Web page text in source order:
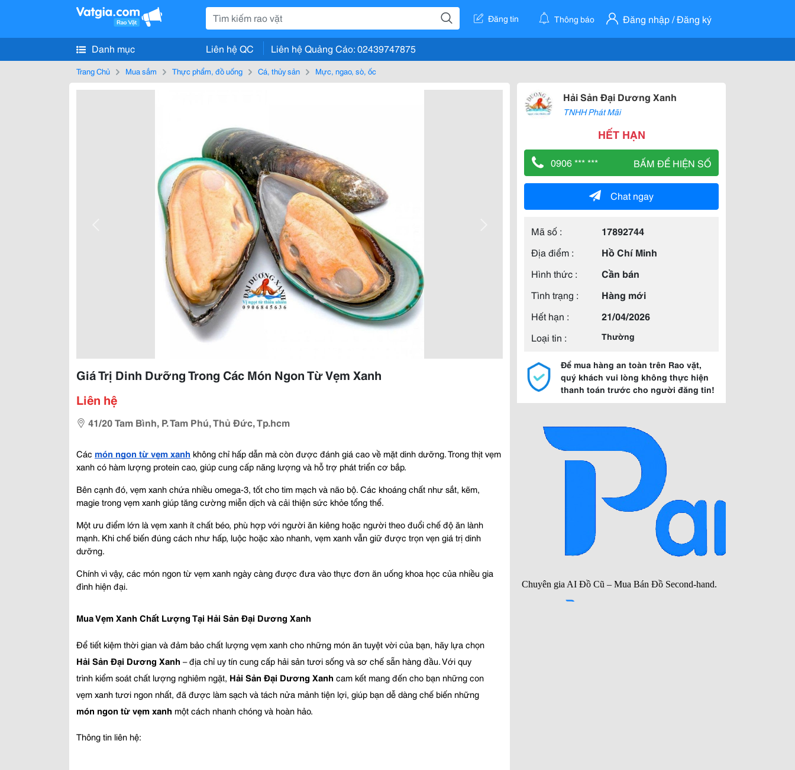
Đăng tin Thông báo Đăng nhập / Đăng ký
Danh mục Liên hệ QC Liên hệ Quảng Cáo: 02439747875
Trang Chủ Mua sắm Thực phẩm, đồ uống Cá, thủy sản Mực, ngao, sò, ốc
Giá Trị Dinh Dưỡng Trong Các Món Ngon Từ Vẹm Xanh
Liên hệ
41/20 Tam Bình, P. Tam Phú, Thủ Đức, Tp.hcm
Các món ngon từ vẹm xanh không chỉ hấp dẫn mà còn được đánh giá cao về mặt dinh dưỡng. Trong thịt vẹm
xanh có hàm lượng protein cao, giúp cung cấp năng lượng và hỗ trợ phát triển cơ bắp.
Bên cạnh đó, vẹm xanh chứa nhiều omega-3, tốt cho tim mạch và não bộ. Các khoáng chất như sắt, kẽm,
magie trong vẹm xanh giúp tăng cường miễn dịch và cải thiện sức khỏe tổng thể.
Một ưu điểm lớn là vẹm xanh ít chất béo, phù hợp với người ăn kiêng hoặc người theo đuổi chế độ ăn lành
mạnh. Khi chế biến đúng cách như hấp, luộc hoặc xào nhanh, vẹm xanh vẫn giữ được trọn vẹn giá trị dinh
dưỡng.
Chính vì vậy, các món ngon từ vẹm xanh ngày càng được đưa vào thực đơn ăn uống khoa học của nhiều gia
đình hiện đại.
Mua Vẹm Xanh Chất Lượng Tại Hải Sản Đại Dương Xanh
Hải Sản Đại Dương Xanh – địa chỉ uy tín cung cấp hải sản tươi sống và sơ chế sẵn hàng đầu. Với quy
trình kiểm soát chất lượng nghiêm ngặt, Hải Sản Đại Dương Xanh cam kết mang đến cho bạn những con
món ngon từ vẹm xanh một cách nhanh chóng và hoàn hảo.
Thông tin liên hệ:
Hải Sản Đại Dương Xanh
TNHH Phát Mãi
HẾT HẠN
0906 *** *** BẤM ĐỂ HIỆN SỐ
Chat ngay
Mã số :
17892744
Địa điểm :
Hồ Chí Minh
Hình thức :
Cần bán
Tình trạng :
Hàng mới
Hết hạn :
21/04/2026
Loại tin :
Thường
Để mua hàng an toàn trên Rao vặt,
quý khách vui lòng không thực hiện
thanh toán trước cho người đăng tin!